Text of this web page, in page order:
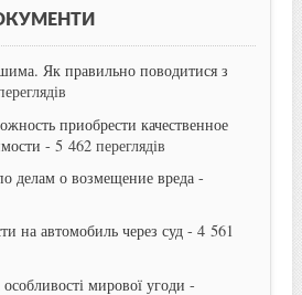
Як правильно поводитися з
приобрести качественное
- 5 462 переглядів
делам о возмещение вреда-
на автомобиль через суд- 4 561
мирової угоди -